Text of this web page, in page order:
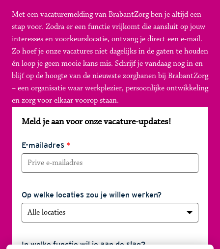
Met een vacaturemelding van BrabantZorg ben je altijd een
stap voor. Zodra er een functie vrijkomt die aansluit op jouw
interesses en voorkeurslocatie, ontvang je direct een e-mail.
Zo hoef je onze vacatures niet dagelijks in de gaten te houden
én loop je geen mooie kans mis. Schrijf je vandaag nog in en
blijf op de hoogte van de nieuwste zorgbanen bij BrabantZorg
– een organisatie waar werkplezier, persoonlijke ontwikkeling
en zorg voor elkaar voorop staan.
Meld je aan voor onze vacature-updates!
E-mailadres *
Op welke locaties zou je willen werken?
Alle locaties
In welke functie wil je aan de slag?